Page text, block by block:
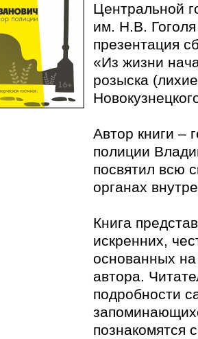
Центральной
им. Н.В. Гоголя
презентация
«Из жизни
розыска
Автор книги –
полиции
посвятил всю
органах
Книга
искренних,
основанных
автора.
подробности
познакомятся